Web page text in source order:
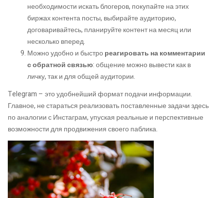
необходимости искать блогеров, покупайте на этих
биржах контента посты, выбирайте аудиторию,
договаривайтесь, планируйте контент на месяц или
несколько вперед.
Можно удобно и быстрореагировать на комментарии
с обратной связью: общение можно вывести как в
личку, так и для общей аудитории.
Telegram – это удобнейший формат подачи информации.
Главное, не стараться реализовать поставленные задачи здесь
по аналогии с Инстаграм, упуская реальные и перспективные
возможности для продвижения своего паблика.